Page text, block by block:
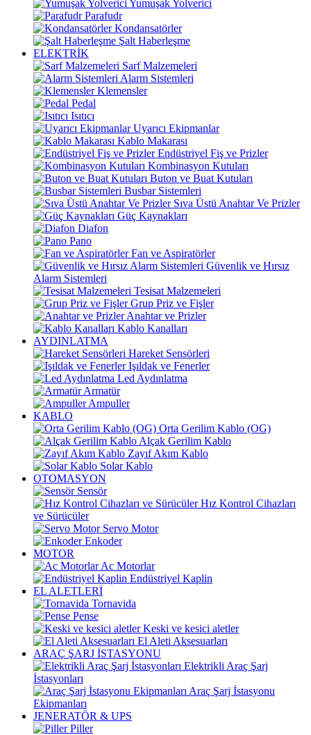
Yumuşak Yolverici
Parafudr
Kondansatörler
Şalt Haberleşme
ELEKTRİK
Sarf Malzemeleri
Alarm Sistemleri
Klemensler
Pedal
Isıtıcı
Uyarıcı Ekipmanlar
Kablo Makarası
Endüstriyel Fiş ve Prizler
Kombinasyon Kutuları
Buton ve Buat Kutuları
Busbar Sistemleri
Sıva Üstü Anahtar Ve Prizler
Güç Kaynakları
Diafon
Pano
Fan ve Aspiratörler
Güvenlik ve Hırsız
Alarm Sistemleri
Tesisat Malzemeleri
Grup Priz ve Fişler
Anahtar ve Prizler
Kablo Kanalları
AYDINLATMA
Hareket Sensörleri
Işıldak ve Fenerler
Led Aydınlatma
Armatür
Ampuller
KABLO
Orta Gerilim Kablo (OG)
Alçak Gerilim Kablo
Zayıf Akım Kablo
Solar Kablo
OTOMASYON
Sensör
Hız Kontrol Cihazları
ve Sürücüler
Servo Motor
Enkoder
MOTOR
Ac Motorlar
Endüstriyel Kaplin
EL ALETLERİ
Tornavida
Pense
Keski ve kesici aletler
El Aleti Aksesuarları
ARAÇ ŞARJ İSTASYONU
Elektrikli Araç Şarj
İstasyonları
Araç Şarj İstasyonu
Ekipmanları
JENERATÖR & UPS
Piller